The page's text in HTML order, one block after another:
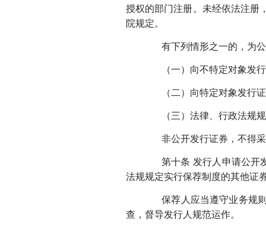
授权的部门注册。未经依法注册
院规定。
有下列情形之一的，为公
（一）向不特定对象发行
（二）向特定对象发行证
（三）法律、行政法规规
非公开发行证券，不得采
第十条 发行人申请公开发
法规规定实行保荐制度的其他证
保荐人应当遵守业务规则
查，督导发行人规范运作。